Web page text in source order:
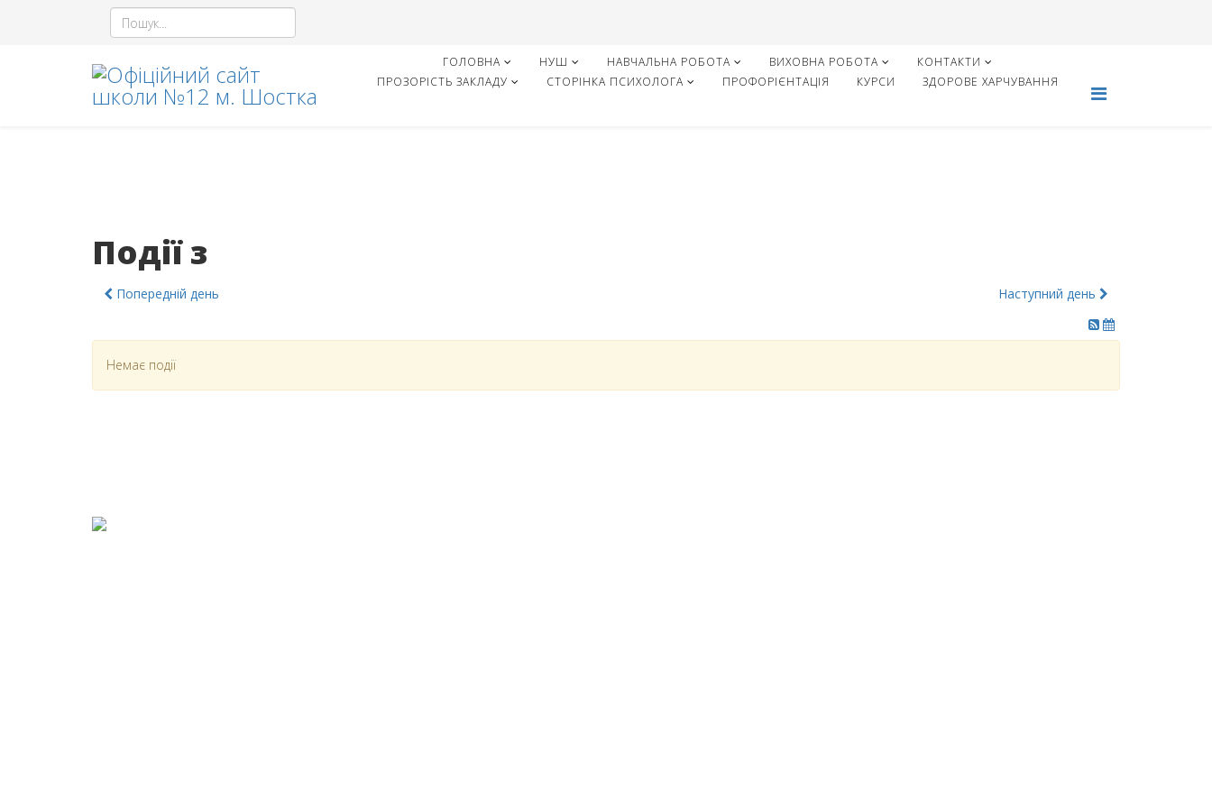
ГОЛОВНА НУШ НАВЧАЛЬНА РОБОТА ВИХОВНА РОБОТА
КОНТАКТИ
ПРОЗОРІСТЬ ЗАКЛАДУ
СТОРІНКА ПСИХОЛОГА ПРОФОРІЄНТАЦІЯ КУРСИ ЗДОРОВЕ ХАРЧУВАННЯ
Події з
Попередній день Наступний день
Немає події